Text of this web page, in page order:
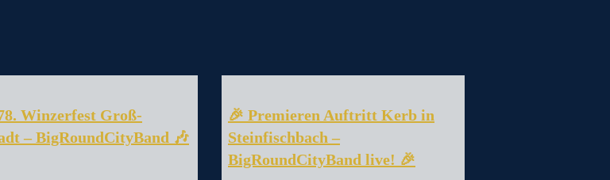
Winzerfest Groß-
– BigRoundCityBand 🎶
🎉 Premieren Auftritt Kerb in
Steinfischbach –
BigRoundCityBand live! 🎉